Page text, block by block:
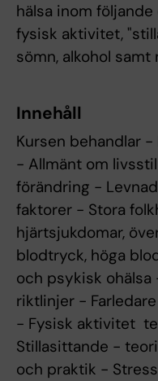
hälsa inom
fysisk aktivitet,
sömn, alkohol samt
Innehåll
Kursen behandlar
- Allmänt om
förändring -
faktorer - Stora
hjärtsjukdomar,
blodtryck, höga
och psykisk
riktlinjer -
- Fysisk aktivitet 
Stillasittande -
och praktik -